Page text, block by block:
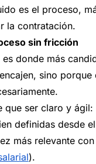
es el proceso,
la contratación.
sin fricción
donde más
sino porque
que ser claro y ágil:
definidas desde
más relevante con
).